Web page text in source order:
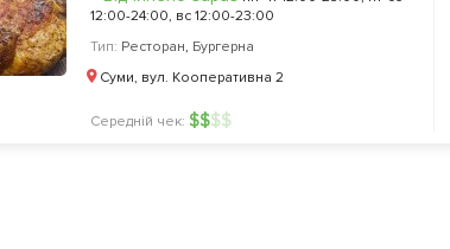
12:00-24:00, вс 12:00-23:00
Тип: Ресторан, Бургерна
Суми, вул. Кооперативна 2
Середній чек: $$$$